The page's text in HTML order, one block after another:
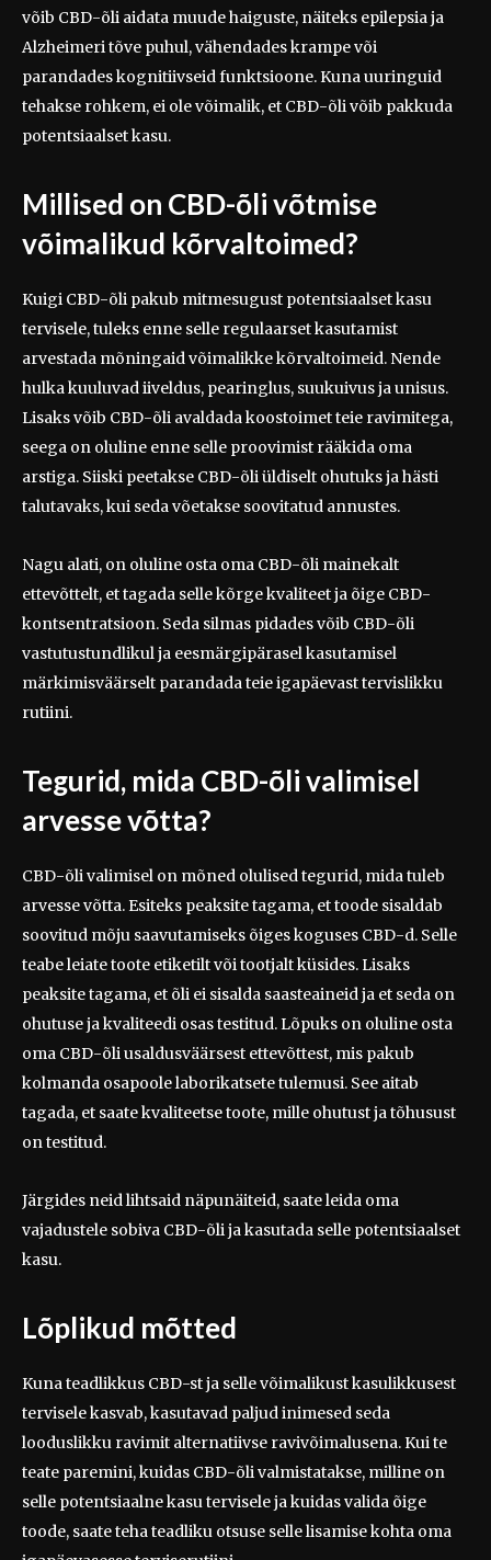
võib CBD-õli aidata muude haiguste, näiteks epilepsia ja
Alzheimeri tõve puhul, vähendades krampe või
parandades kognitiivseid funktsioone. Kuna uuringuid
tehakse rohkem, ei ole võimalik, et CBD-õli võib pakkuda
potentsiaalset kasu.
Millised on CBD-õli võtmise
võimalikud kõrvaltoimed?
Kuigi CBD-õli pakub mitmesugust potentsiaalset kasu
tervisele, tuleks enne selle regulaarset kasutamist
arvestada mõningaid võimalikke kõrvaltoimeid. Nende
hulka kuuluvad iiveldus, pearinglus, suukuivus ja unisus.
Lisaks võib CBD-õli avaldada koostoimet teie ravimitega,
seega on oluline enne selle proovimist rääkida oma
arstiga. Siiski peetakse CBD-õli üldiselt ohutuks ja hästi
talutavaks, kui seda võetakse soovitatud annustes.
Nagu alati, on oluline osta oma CBD-õli mainekalt
ettevõttelt, et tagada selle kõrge kvaliteet ja õige CBD-
kontsentratsioon. Seda silmas pidades võib CBD-õli
vastutustundlikul ja eesmärgipärasel kasutamisel
märkimisväärselt parandada teie igapäevast tervislikku
rutiini.
Tegurid, mida CBD-õli valimisel
arvesse võtta?
CBD-õli valimisel on mõned olulised tegurid, mida tuleb
arvesse võtta. Esiteks peaksite tagama, et toode sisaldab
soovitud mõju saavutamiseks õiges koguses CBD-d. Selle
teabe leiate toote etiketilt või tootjalt küsides. Lisaks
peaksite tagama, et õli ei sisalda saasteaineid ja et seda on
ohutuse ja kvaliteedi osas testitud. Lõpuks on oluline osta
oma CBD-õli usaldusväärsest ettevõttest, mis pakub
kolmanda osapoole laborikatsete tulemusi. See aitab
tagada, et saate kvaliteetse toote, mille ohutust ja tõhusust
on testitud.
Järgides neid lihtsaid näpunäiteid, saate leida oma
vajadustele sobiva CBD-õli ja kasutada selle potentsiaalset
kasu.
Lõplikud mõtted
Kuna teadlikkus CBD-st ja selle võimalikust kasulikkusest
tervisele kasvab, kasutavad paljud inimesed seda
looduslikku ravimit alternatiivse ravivõimalusena. Kui te
teate paremini, kuidas CBD-õli valmistatakse, milline on
selle potentsiaalne kasu tervisele ja kuidas valida õige
toode, saate teha teadliku otsuse selle lisamise kohta oma